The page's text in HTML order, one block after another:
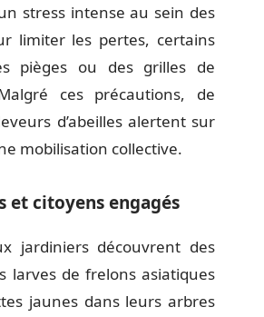
stress intense au sein des
limiter les pertes, certains
pièges ou des grilles de
ces précautions, de
d’abeilles alertent sur
mobilisation collective.
et citoyens engagés
jardiniers découvrent des
larves de frelons asiatiques
jaunes dans leurs arbres